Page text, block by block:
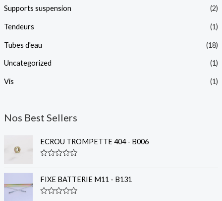
Supports suspension (2)
Tendeurs (1)
Tubes d'eau (18)
Uncategorized (1)
Vis (1)
Nos Best Sellers
ECROU TROMPETTE 404 - B006
t
e
d
FIXE BATTERIE M11 - B131